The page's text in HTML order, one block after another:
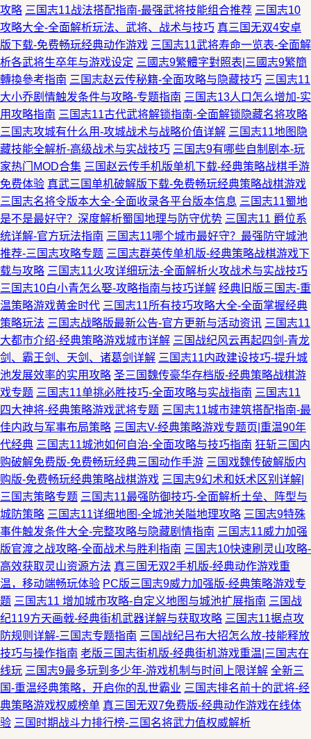
攻略 三国志11战法搭配指南-最强武将技能组合推荐 三国志10
攻略大全-全面解析玩法、武将、战术与技巧 真三国无双4安卓
版下载-免费畅玩经典动作游戏 三国志11武将寿命一览表-全面解
析各武将生卒年与游戏设定 三國志9繁體字對照表|三國志9繁簡
轉換參考指南 三国志赵云传秘籍-全面攻略与隐藏技巧 三国志11
大小乔剧情触发条件与攻略-专题指南 三国志13人口怎么增加-实
用攻略指南 三国志11古代武将解锁指南-全面解锁隐藏名将攻略
三国志攻城有什么用-攻城战术与战略价值详解 三国志11地图隐
藏技能全解析-高级战术与实战技巧 三国志9有哪些自制剧本-玩
家热门MOD合集 三国赵云传手机版单机下载-经典策略战棋手游
免费体验 真武三国单机破解版下载-免费畅玩经典策略战棋游戏
三国志名将令版本大全-全面收录各平台版本信息 三国志11蜀地
是不是最好守？深度解析蜀国地理与防守优势 三国志11 爵位系
统详解-官方玩法指南 三国志11哪个城市最好守？最强防守城池
推荐-三国志攻略专题 三国志群英传单机版-经典策略战棋游戏下
载与攻略 三国志11火攻详细玩法-全面解析火攻战术与实战技巧
三国志10白小青怎么娶-攻略指南与技巧详解 经典旧版三国志-重
温策略游戏黄金时代 三国志11所有技巧攻略大全-全面掌握经典
策略玩法 三国志战略版最新公告-官方更新与活动资讯 三国志11
大都市介绍-经典策略游戏城市详解 三国战纪风云再起四剑-青龙
剑、霸王剑、天剑、诸葛剑详解 三国志11内政建设技巧-提升城
池发展效率的实用攻略 圣三国魏传豪华存档版-经典策略战棋游
戏专题 三国志11单挑必胜技巧-全面攻略与实战指南 三国志11
四大神将-经典策略游戏武将专题 三国志11城市建筑搭配指南-最
佳内政与军事布局策略 三国志V-经典策略游戏专题页|重温90年
代经典 三国志11城池如何自治-全面攻略与技巧指南 狂斩三国内
购破解免费版-免费畅玩经典三国动作手游 三国戏魏传破解版内
购版-免费畅玩经典策略战棋游戏 三国志9幻术和妖术区别详解|
三国志策略专题 三国志11最强防御技巧-全面解析土垒、阵型与
城防策略 三国志11详细地图-全城池关隘地理攻略 三国志9特殊
事件触发条件大全-完整攻略与隐藏剧情指南 三国志11威力加强
版官渡之战攻略-全面战术与胜利指南 三国志10快速刷灵山攻略-
高效获取灵山资源方法 真三国无双2手机版-经典动作游戏重
温，移动端畅玩体验 PC版三国志9威力加强版-经典策略游戏专
题 三国志11 增加城市攻略-自定义地图与城池扩展指南 三国战
纪119方天画戟-经典街机武器详解与获取攻略 三国志11据点攻
防规则详解-三国志专题指南 三国战纪吕布大招怎么放-技能释放
技巧与操作指南 老版三国志街机版-经典街机游戏重温|三国志在
线玩 三国志9最多玩到多少年-游戏机制与时间上限详解 全新三
国-重温经典策略，开启你的乱世霸业 三国志排名前十的武将-经
典策略游戏权威榜单 真三国无双7免费版-经典动作游戏在线体
验 三国时期战斗力排行榜-三国名将武力值权威解析